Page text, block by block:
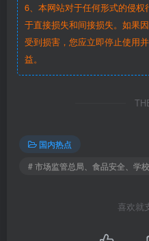
6、本网站对于任何形式的侵
于直接损失和间接损失。如果
受到损害，您应立即停止使用
益。
国内热点
# 市场监管总局、食品安全、学
喜欢就